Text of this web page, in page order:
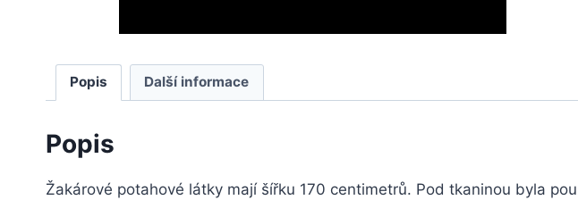
Popis Další informace
Popis
Žakárové potahové látky mají šířku 170 centimetrů. Pod tkaninou byla